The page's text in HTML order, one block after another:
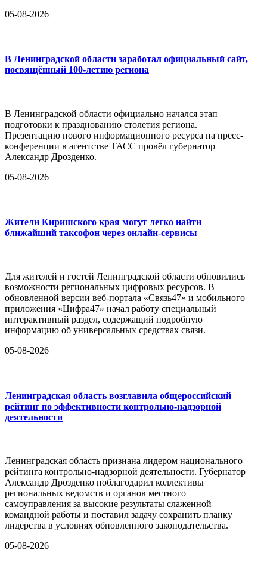
05-08-2026
В Ленинградской области заработал официальный сайт,
посвящённый 100-летию региона
В Ленинградской области официально начался этап
подготовки к празднованию столетия региона.
Презентацию нового информационного ресурса на пресс-
конференции в агентстве ТАСС провёл губернатор
Александр Дрозденко.
05-08-2026
Жители Киришского края могут легко найти
ближайший таксофон через онлайн-сервисы
Для жителей и гостей Ленинградской области обновились
возможности региональных цифровых ресурсов. В
обновленной версии веб-портала «Связь47» и мобильного
приложения «Цифра47» начал работу специальный
интерактивный раздел, содержащий подробную
информацию об универсальных средствах связи.
05-08-2026
Ленинградская область возглавила общероссийский
рейтинг по эффективности контрольно-надзорной
деятельности
Ленинградская область признана лидером национального
рейтинга контрольно-надзорной деятельности. Губернатор
Александр Дрозденко поблагодарил коллективы
региональных ведомств и органов местного
самоуправления за высокие результаты слаженной
командной работы и поставил задачу сохранить планку
лидерства в условиях обновленного законодательства.
05-08-2026